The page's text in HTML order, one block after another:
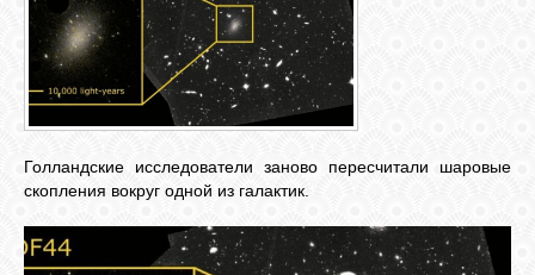
СТАТЬИ
Голландские исследователи заново пересчитали шаровые
скопления вокруг одной из галактик.